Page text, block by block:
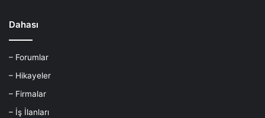
Dahası
– Forumlar
– Hikayeler
– Firmalar
– İş İlanları